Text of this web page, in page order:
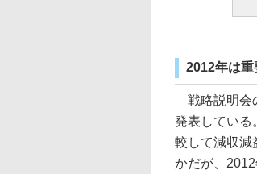
2012年は重
戦略説明会
発表している
較して減収減
かだが、